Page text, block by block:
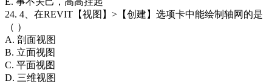
24. 4、在REVIT【视图】>【创建】选项卡中能绘制轴网的是
（ ）
A. 剖面视图
B. 立面视图
C. 平面视图
D. 三维视图